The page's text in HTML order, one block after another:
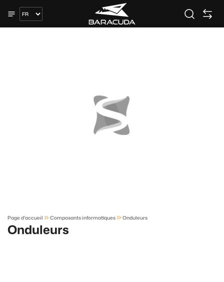
Page d'accueil Composants informatiques Onduleurs
Onduleurs